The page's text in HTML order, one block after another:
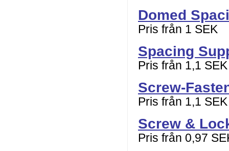
Domed
Pris från 1 SEK
Spacing
Pris från 1,1 SEK
Screw-
Pris från 1,1 SEK
Screw &
Pris från 0,97